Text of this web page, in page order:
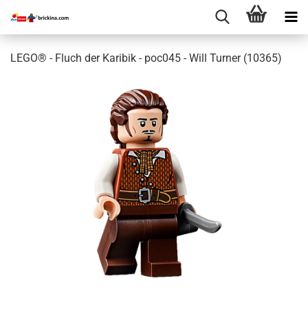
LEGO® - Fluch der Karibik - poc045 - Will Turner (10365)